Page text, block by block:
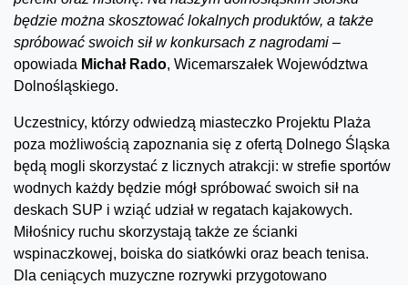
będzie można skosztować lokalnych produktów, a także
spróbować swoich sił w konkursach z nagrodami –
opowiada Michał Rado, Wicemarszałek Województwa
Dolnośląskiego.
Uczestnicy, którzy odwiedzą miasteczko Projektu Plaża
poza możliwością zapoznania się z ofertą Dolnego Śląska
będą mogli skorzystać z licznych atrakcji: w strefie sportów
wodnych każdy będzie mógł spróbować swoich sił na
deskach SUP i wziąć udział w regatach kajakowych.
Miłośnicy ruchu skorzystają także ze ścianki
wspinaczkowej, boiska do siatkówki oraz beach tenisa.
Dla ceniących muzyczne rozrywki przygotowano